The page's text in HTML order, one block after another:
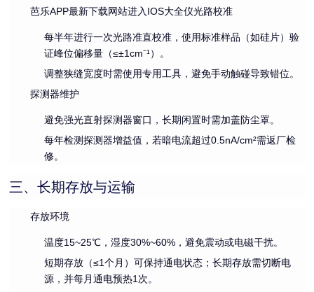
芭乐APP最新下载网站进入IOS大全仪光路校准
每半年进行一次光路准直校准，使用标准样品（如硅片）验
证峰位偏移量（≤±1cm⁻¹）。
调整狭缝宽度时需使用专用工具，避免手动触碰导致错位。
探测器维护
避免强光直射探测器窗口，长期闲置时需加盖防尘罩。
每年检测探测器增益值，若暗电流超过0.5nA/cm²需返厂检
修。
三、长期存放与运输
存放环境
温度15~25℃，湿度30%~60%，避免震动或电磁干扰。
短期存放（≤1个月）可保持通电状态；长期存放需切断电
源，并每月通电预热1次。